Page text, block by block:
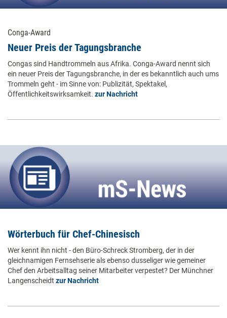
Conga-Award
Neuer Preis der Tagungsbranche
Congas sind Handtrommeln aus Afrika. Conga-Award nennt sich
ein neuer Preis der Tagungsbranche, in der es bekanntlich auch ums
Trommeln geht - im Sinne von: Publizität, Spektakel,
Öffentlichkeitswirksamkeit. zur Nachricht
Wörterbuch für Chef-Chinesisch
Wer kennt ihn nicht - den Büro-Schreck Stromberg, der in der
gleichnamigen Fernsehserie als ebenso dusseliger wie gemeiner
Chef den Arbeitsalltag seiner Mitarbeiter verpestet? Der Münchner
Langenscheidt zur Nachricht